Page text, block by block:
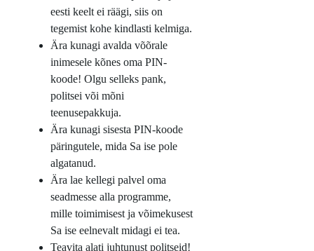
eesti keelt ei räägi, siis on
tegemist kohe kindlasti kelmiga.
Ära kunagi avalda võõrale
inimesele kõnes oma PIN-
koode! Olgu selleks pank,
politsei või mõni
teenusepakkuja.
Ära kunagi sisesta PIN-koode
päringutele, mida Sa ise pole
algatanud.
Ära lae kellegi palvel oma
seadmesse alla programme,
mille toimimisest ja võimekusest
Sa ise eelnevalt midagi ei tea.
Teavita alati juhtunust politseid!